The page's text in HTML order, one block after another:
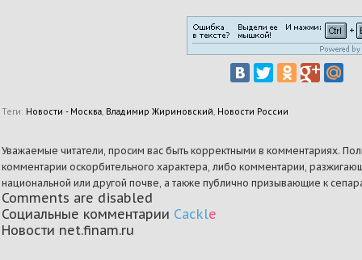
Теги: Новости - Москва, Владимир Жириновский, Новости России
Уважаемые читатели, просим вас быть корректными в комментариях.
комментарии оскорбительного характера, либо комментарии,
национальной или другой почве, а также публично призывающие к
Comments are disabled
Социальные комментарии Cackle
Новости net.finam.ru